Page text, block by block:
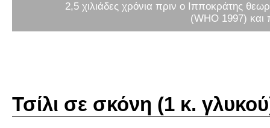
2,5 χιλιάδες χρόνια πριν ο Ιπποκράτης
(WHO 1997) και
Τσίλι σε σκόνη (1 κ.